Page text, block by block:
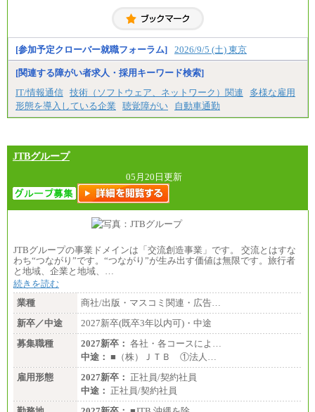
月給187,500円～(※1)、184,000円～(※2)、180,500円
※1…東京都、埼玉県、千葉県、神奈川県
※2…大阪府、京都府、兵庫県、滋賀県
※3…愛知県、静岡県
※4…北海道、宮城県、栃木県、群馬県、長野県、新
潟県、富山県、石川県、岡山県、広島県、山口県、
香川県、福岡県
※5…青森県、鳥取県、島根県、愛媛県、高知県、大
【エアサーブ】
・試用期間中も給与変更なし
お伝えします。
[参加予定クローバー就職フォーラム] 2026/9/5 (土) 東京
[関連する障がい者求人・採用キーワード検索]
IT/情報通信 技術（ソフトウェア、ネットワーク）関連
多様な雇用
形態を導入している企業
聴覚障がい 自動車通勤
JTBグループ
05月20日更新
JTBグループの事業ドメインは「交流創造事業」です。 交流とはすな
わち“つながり”です。“つながり”が生み出す価値は無限です。旅行者
と地域、企業と地域、…
続きを読む
業種
商社/出版・マスコミ関連・広告…
新卒／中途
2027新卒(既卒3年以内可)・中途
募集職種
2027新卒： 各社・各コースによ…
中途： ■（株）ＪＴＢ ①法人…
雇用形態
2027新卒： 正社員/契約社員
中途： 正社員/契約社員